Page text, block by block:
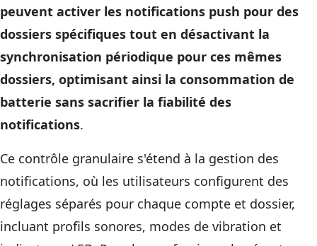
peuvent activer les notifications push pour des
dossiers spécifiques tout en désactivant la
synchronisation périodique pour ces mêmes
dossiers, optimisant ainsi la consommation de
batterie sans sacrifier la fiabilité des
notifications.
Ce contrôle granulaire s'étend à la gestion des
notifications, où les utilisateurs configurent des
réglages séparés pour chaque compte et dossier,
incluant profils sonores, modes de vibration et